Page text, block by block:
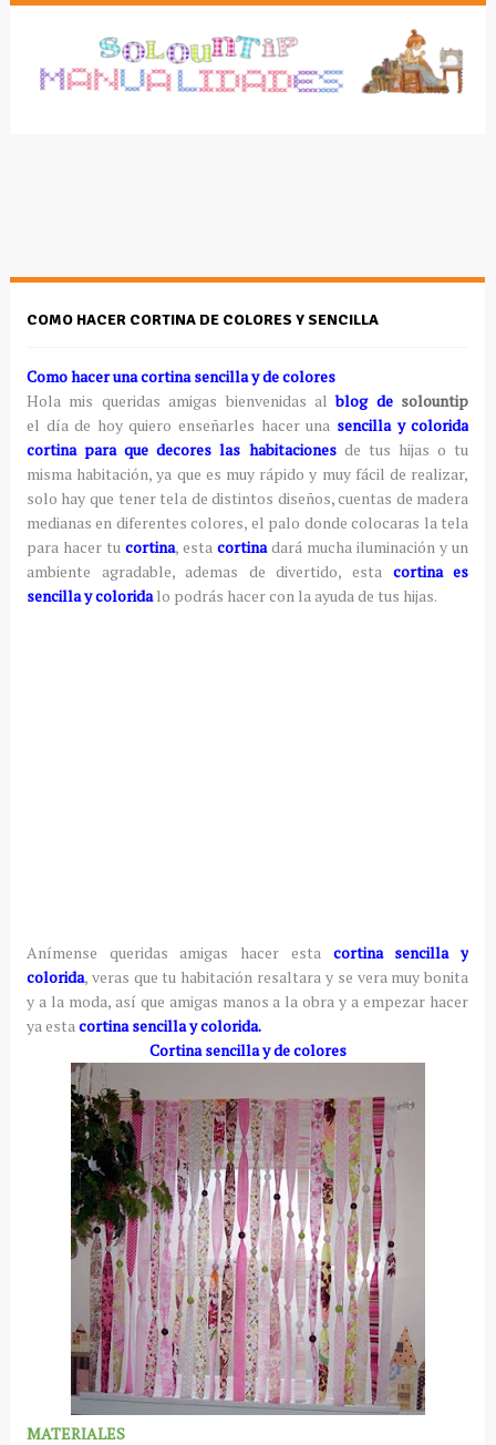
COMO HACER CORTINA DE COLORES Y SENCILLA
Como hacer una cortina sencilla y de colores
Hola mis queridas amigas bienvenidas al blog desolountip
el día de hoy quiero enseñarles hacer una sencilla y colorida
cortina para que decores las habitacionesde tus hijas o tu
misma habitación, ya que es muy rápido y muy fácil de realizar,
solo hay que tener tela de distintos diseños, cuentas de madera
medianas en diferentes colores, el palo donde colocaras la tela
para hacer tucortina, esta cortinadará mucha iluminación y un
ambiente agradable, ademas de divertido, esta cortina es
sencilla y coloridalo podrás hacer con la ayuda de tus hijas.
Anímense queridas amigas hacer estacortina sencilla y
colorida, veras que tu habitación resaltara y se vera muy bonita
y a la moda, así que amigas manos a la obra y a empezar hacer
ya estacortina sencilla y colorida.
Cortina sencilla y de colores
MATERIALES